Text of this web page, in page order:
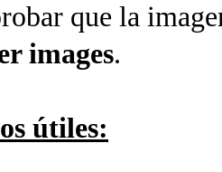
que la
images.
útiles: